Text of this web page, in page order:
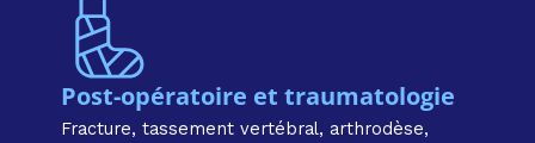
Post-opératoire et traumatologie​
Fracture, tassement vertébral, arthrodèse,